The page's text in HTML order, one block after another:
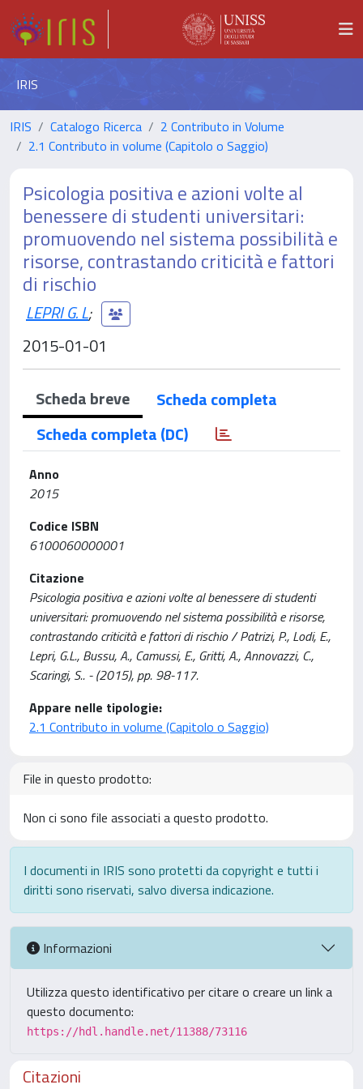
IRIS
IRIS Catalogo Ricerca
2 Contributo in Volume
2.1 Contributo in volume (Capitolo o Saggio)
Psicologia positiva e azioni volte al
benessere di studenti universitari:
promuovendo nel sistema possibilità e
risorse, contrastando criticità e fattori
di rischio
LEPRI G. L;
2015-01-01
Scheda breve
Scheda completa
Scheda completa (DC)
Anno
2015
Codice ISBN
6100060000001
Citazione
Psicologia positiva e azioni volte al benessere di studenti
universitari: promuovendo nel sistema possibilità e risorse,
contrastando criticità e fattori di rischio / Patrizi, P., Lodi, E.,
Lepri, G.L., Bussu, A., Camussi, E., Gritti, A., Annovazzi, C.,
Scaringi, S.. - (2015), pp. 98-117.
Appare nelle tipologie:
2.1 Contributo in volume (Capitolo o Saggio)
File in questo prodotto:
Non ci sono file associati a questo prodotto.
I documenti in IRIS sono protetti da copyright e tutti i
diritti sono riservati, salvo diversa indicazione.
Informazioni
Utilizza questo identificativo per citare o creare un link a
questo documento:
https://hdl.handle.net/11388/73116
Citazioni